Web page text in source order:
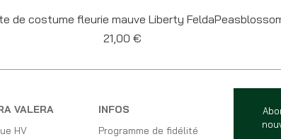
Aperçu rapide
de costume fleurie mauve Liberty
Prix
21,00 €
VALERA
HV
INFOS
Programme de fidélité